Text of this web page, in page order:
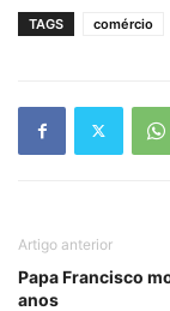
TAGS comércio
Artigo anterior
Papa Francisco
anos